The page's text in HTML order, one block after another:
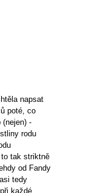
napsat
poté, co
-
rodu
tak striktně
od Fandy
tedy
každé